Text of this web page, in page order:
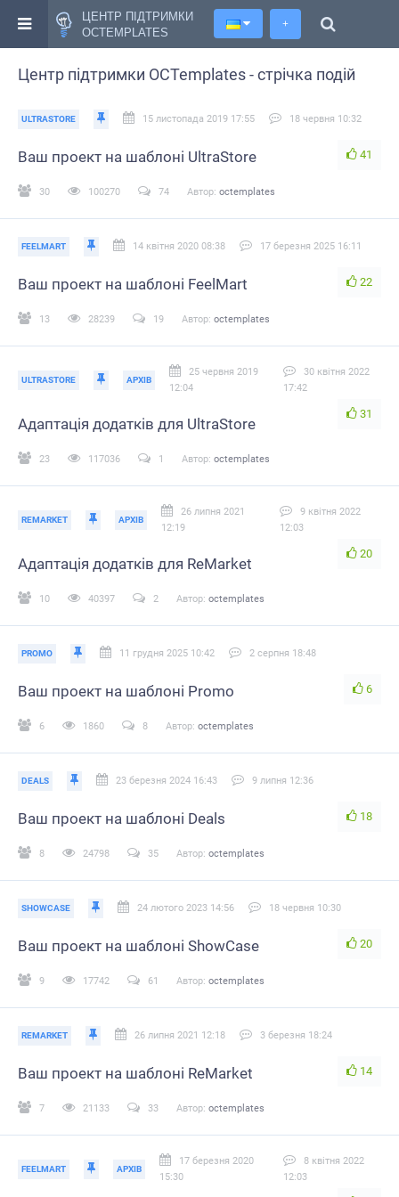
ЦЕНТР ПІДТРИМКИ
OCTEMPLATES
+
Центр підтримки OCTemplates - стрічка подій
ULTRASTORE 15 листопада 2019 17:55 18 червня 10:32
Ваш проект на шаблоні UltraStore 41
30 100270 74 Автор: octemplates
FEELMART 14 квітня 2020 08:38 17 березня 2025 16:11
Ваш проект на шаблоні FeelMart 22
13 28239 19 Автор: octemplates
ULTRASTORE АРХІВ
25 червня 2019
12:04
30 квітня 2022
17:42
Адаптація додатків для UltraStore
31
23 117036 1 Автор: octemplates
REMARKET АРХІВ
26 липня 2021
12:19
9 квітня 2022
12:03
Адаптація додатків для ReMarket
20
10 40397 2 Автор: octemplates
PROMO 11 грудня 2025 10:42 2 серпня 18:48
Ваш проект на шаблоні Promo 6
6 1860 8 Автор: octemplates
DEALS 23 березня 2024 16:43 9 липня 12:36
Ваш проект на шаблоні Deals 18
8 24798 35 Автор: octemplates
SHOWCASE 24 лютого 2023 14:56 18 червня 10:30
Ваш проект на шаблоні ShowCase 20
9 17742 61 Автор: octemplates
REMARKET 26 липня 2021 12:18 3 березня 18:24
Ваш проект на шаблоні ReMarket 14
7 21133 33 Автор: octemplates
FEELMART АРХІВ
17 березня 2020
15:30
8 квітня 2022
12:03